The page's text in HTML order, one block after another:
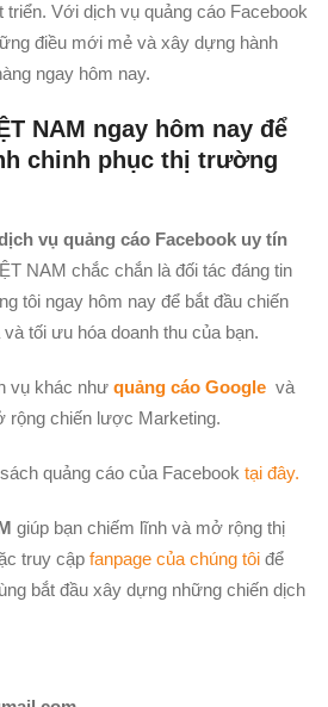
triển. Với dịch vụ quảng cáo Facebook
điều mới mẻ và xây dựng hành
ngay hôm nay.
NAM ngay hôm nay để
chinh phục thị trường
vụ quảng cáo Facebook uy tín
NAM chắc chắn là đối tác đáng tin
tôi ngay hôm nay để bắt đầu chiến
tối ưu hóa doanh thu của bạn.
vụ khác như quảng cáo Google và
rộng chiến lược Marketing.
quảng cáo của Facebook tại đây.
giúp bạn chiếm lĩnh và mở rộng thị
truy cập fanpage của chúng tôi để
bắt đầu xây dựng những chiến dịch